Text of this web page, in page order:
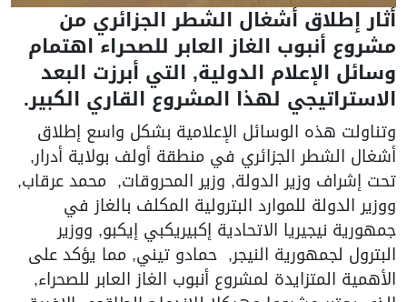
أثار إطلاق أشغال الشطر الجزائري من
مشروع أنبوب الغاز العابر للصحراء اهتمام
وسائل الإعلام الدولية, التي أبرزت البعد
الاستراتيجي لهذا المشروع القاري الكبير.
وتناولت هذه الوسائل الإعلامية بشكل واسع إطلاق
أشغال الشطر الجزائري في منطقة أولف بولاية أدرار,
تحت إشراف وزير الدولة, وزير المحروقات, محمد عرقاب,
ووزير الدولة للموارد البترولية المكلف بالغاز في
جمهورية نيجيريا الاتحادية إكبيريكبي إيكبو, ووزير
البترول لجمهورية النيجر, حمادو تيني, مما يؤكد على
الأهمية المتزايدة لمشروع أنبوب الغاز العابر للصحراء,